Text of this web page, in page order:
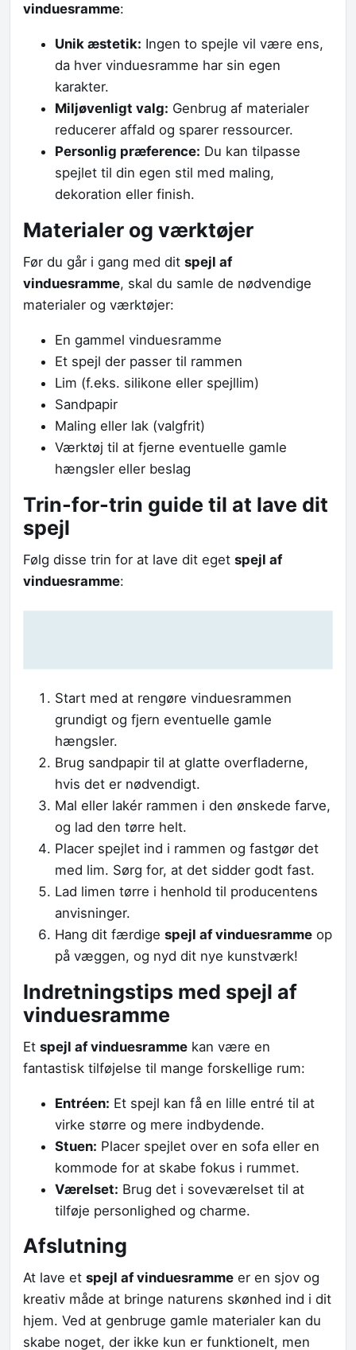
vinduesramme:
Unik æstetik: Ingen to spejle vil være ens,
da hver vinduesramme har sin egen
karakter.
Miljøvenligt valg: Genbrug af materialer
reducerer affald og sparer ressourcer.
Personlig præference: Du kan tilpasse
spejlet til din egen stil med maling,
dekoration eller finish.
Materialer og værktøjer
Før du går i gang med dit spejl af
vinduesramme, skal du samle de nødvendige
materialer og værktøjer:
En gammel vinduesramme
Et spejl der passer til rammen
Lim (f.eks. silikone eller spejllim)
Sandpapir
Maling eller lak (valgfrit)
Værktøj til at fjerne eventuelle gamle
hængsler eller beslag
Trin-for-trin guide til at lave dit
spejl
Følg disse trin for at lave dit eget spejl af
vinduesramme:
Start med at rengøre vinduesrammen
grundigt og fjern eventuelle gamle
hængsler.
Brug sandpapir til at glatte overfladerne,
hvis det er nødvendigt.
Mal eller lakér rammen i den ønskede farve,
og lad den tørre helt.
Placer spejlet ind i rammen og fastgør det
med lim. Sørg for, at det sidder godt fast.
Lad limen tørre i henhold til producentens
anvisninger.
Hang dit færdige spejl af vinduesramme op
på væggen, og nyd dit nye kunstværk!
Indretningstips med spejl af
vinduesramme
Et spejl af vinduesramme kan være en
fantastisk tilføjelse til mange forskellige rum:
Entréen: Et spejl kan få en lille entré til at
virke større og mere indbydende.
Stuen: Placer spejlet over en sofa eller en
kommode for at skabe fokus i rummet.
Værelset: Brug det i soveværelset til at
tilføje personlighed og charme.
Afslutning
At lave et spejl af vinduesramme er en sjov og
kreativ måde at bringe naturens skønhed ind i dit
hjem. Ved at genbruge gamle materialer kan du
skabe noget, der ikke kun er funktionelt, men